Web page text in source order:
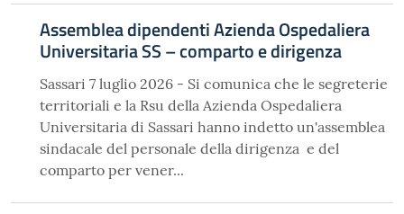
Assemblea dipendenti Azienda Ospedaliera
Universitaria SS – comparto e dirigenza
Sassari 7 luglio 2026 - Si comunica che le segreterie
territoriali e la Rsu della Azienda Ospedaliera
Universitaria di Sassari hanno indetto un'assemblea
sindacale del personale della dirigenza e del
comparto per vener...